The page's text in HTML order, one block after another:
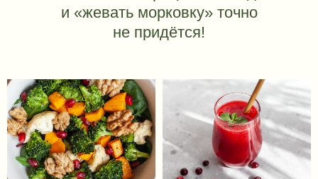
сомнений - как же я «Это» все встрою в
свой бешеный график, командировки,
минимальное нахождение дома, смогу
Я подготовила бытовую технику, все
необходимое закупила сразу, и раз в
неделю делала закупку продуктов и
заготовки.
Так, недели пролетали без бытовых